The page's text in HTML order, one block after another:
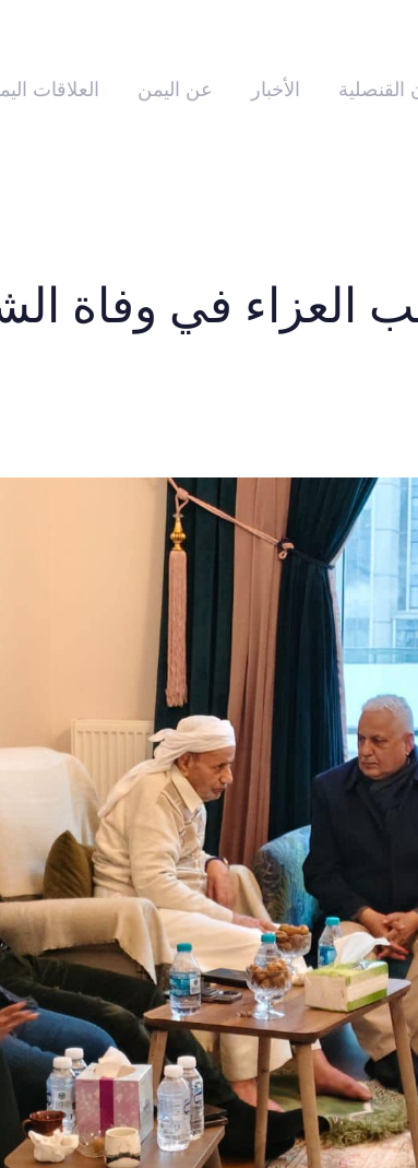
القنصلية الأخبار عن اليمن العلاقات
العزاء في وفاة